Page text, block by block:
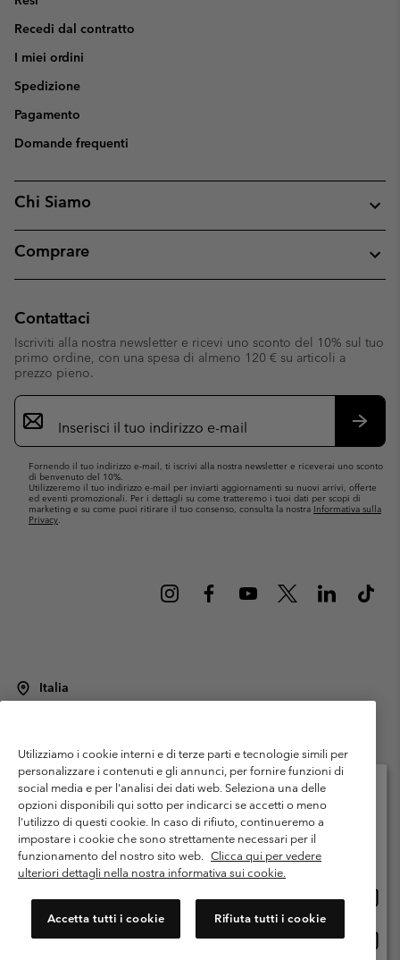
Recedi dal contratto
I miei ordini
Spedizione
Pagamento
Domande frequenti
Chi Siamo
Comprare
Contattaci
Iscriviti alla nostra newsletter e ricevi uno sconto del 10% sul tuo
primo ordine, con una spesa di almeno 120 € su articoli a
prezzo pieno.
Iscrizione
e-
mail
Fornendo il tuo indirizzo e-mail, ti iscrivi alla nostra newsletter e riceverai uno sconto
di benvenuto del 10%.
Utilizzeremo il tuo indirizzo e-mail per inviarti aggiornamenti su nuovi arrivi, offerte
ed eventi promozionali. Per i dettagli su come tratteremo i tuoi dati per scopi di
marketing e su come puoi ritirare il tuo consenso, consulta la nostra Informativa sulla
Privacy.
Italia
Termini di utilizzo
Condizioni Generali di Venditaa
Garanzia
Politica sulla privacy
Termini e condizioni del programma di membership
Condizioni di utilizzo dei contenuti generati dagli utenti
Impressum
Cookies
Public CBCR
Servizio clienti: Lun. - ven. 9:00 - 13:00 & 14:00- 18:00
(+)390694804176
Utilizziamo i cookie interni e di terze parti e tecnologie simili per
personalizzare i contenuti e gli annunci, per fornire funzioni di
social media e per l'analisi dei dati web. Seleziona una delle
opzioni disponibili qui sotto per indicarci se accetti o meno
l'utilizzo di questi cookie. In caso di rifiuto, continueremo a
impostare i cookie che sono strettamente necessari per il
funzionamento del nostro sito web. Clicca qui per vedere
ulteriori dettagli nella nostra informativa sui cookie.
Accetta tutti i cookie Rifiuta tutti i cookie
Seleziona il paese di spedizione e la lingua
Shopping online disponibile
online
Italia
online